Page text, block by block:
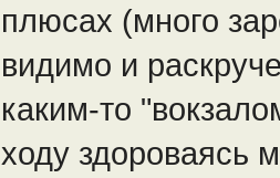
плюсах (много
видимо и
каким-то
ходу здороваясь